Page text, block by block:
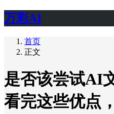
万彩AI
首页
正文
是否该尝试AI
看完这些优点